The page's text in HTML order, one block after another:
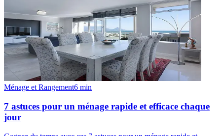
Ménage et Rangement6 min
7 astuces pour un ménage rapide et efficace chaque
jour